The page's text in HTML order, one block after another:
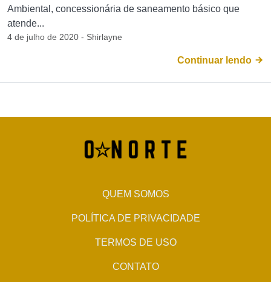
Ambiental, concessionária de saneamento básico que
atende...
4 de julho de 2020 - Shirlayne
Continuar lendo
QUEM SOMOS
POLÍTICA DE PRIVACIDADE
TERMOS DE USO
CONTATO